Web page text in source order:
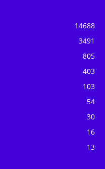
14688
3491
805
403
103
54
30
16
13